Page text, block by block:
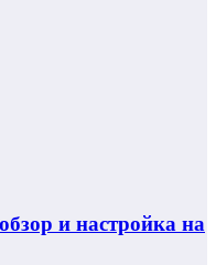
и настройка на